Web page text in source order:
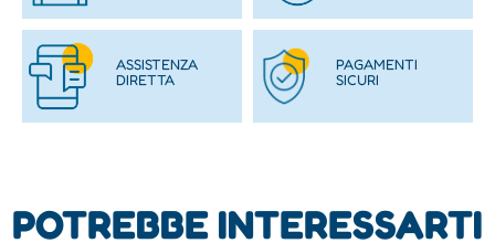
ASSISTENZA
DIRETTA
PAGAMENTI
SICURI
POTREBBE INTERESSARTI